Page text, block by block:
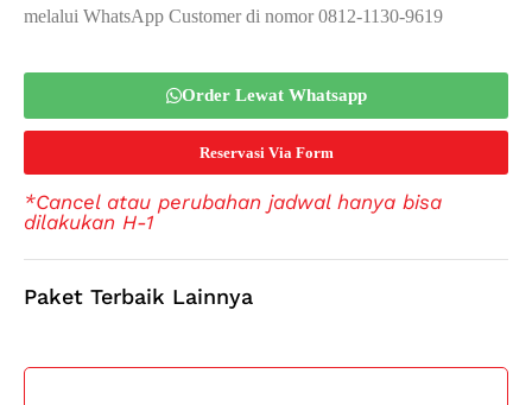
melalui WhatsApp Customer di nomor 0812-1130-9619
Order Lewat Whatsapp
Reservasi Via Form
*Cancel atau perubahan jadwal hanya bisa
dilakukan H-1
Paket Terbaik Lainnya